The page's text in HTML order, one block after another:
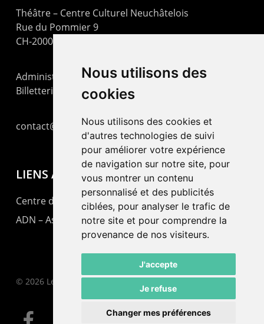
Nous utilisons des
cookies
Nous utilisons des cookies et
d'autres technologies de suivi
pour améliorer votre expérience
de navigation sur notre site, pour
vous montrer un contenu
personnalisé et des publicités
ciblées, pour analyser le trafic de
notre site et pour comprendre la
provenance de nos visiteurs.
J'accepte
Je refuse
Changer mes préférences
Théâtre – Centre Culturel Neuchâtelois
Rue du Pommier 9
CH-2000 Neuchâtel
Administration : +41 32 725 03 03
Billetterie : +41 32 725 05 05
contact@lepommier.ch
LIENS AMIS
Centre de culture ABC
ADN – Association Danse Neuchâtel
© 2026 Le Pommier.
facebook email